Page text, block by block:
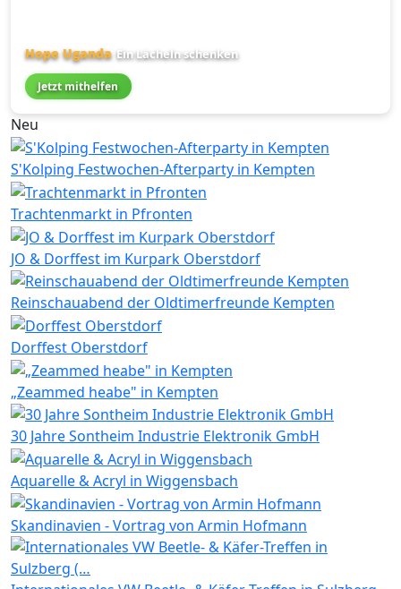
Hope Uganda Ein Lächeln schenken
Jetzt mithelfen
Neu
S'Kolping Festwochen-Afterparty in Kempten
Trachtenmarkt in Pfronten
JO & Dorffest im Kurpark Oberstdorf
Reinschauabend der Oldtimerfreunde Kempten
Dorffest Oberstdorf
„Zeammed heabe" in Kempten
30 Jahre Sontheim Industrie Elektronik GmbH
Aquarelle & Acryl in Wiggensbach
Skandinavien - Vortrag von Armin Hofmann